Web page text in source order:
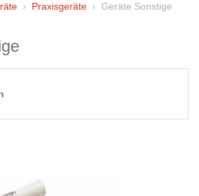
Praxisgeräte Geräte Sonstige